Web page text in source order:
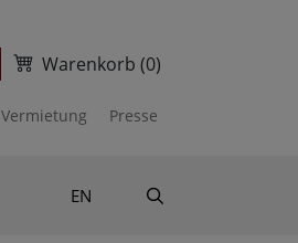
Warenkorb (0)
Vermietung Presse
EN